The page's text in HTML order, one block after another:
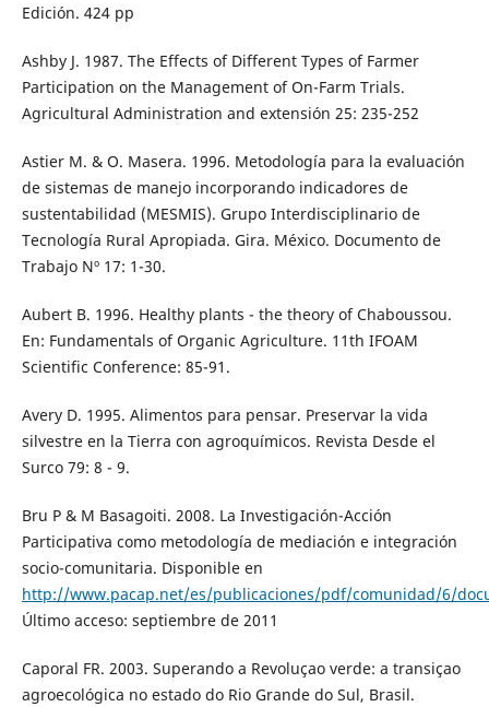
Edición. 424 pp
Ashby J. 1987. The Effects of Different Types of Farmer
Participation on the Management of On-Farm Trials.
Agricultural Administration and extensión 25: 235-252
Astier M. & O. Masera. 1996. Metodología para la evaluación
de sistemas de manejo incorporando indicadores de
sustentabilidad (MESMIS). Grupo Interdisciplinario de
Tecnología Rural Apropiada. Gira. México. Documento de
Trabajo Nº 17: 1-30.
Aubert B. 1996. Healthy plants - the theory of Chaboussou.
En: Fundamentals of Organic Agriculture. 11th IFOAM
Scientific Conference: 85-91.
Avery D. 1995. Alimentos para pensar. Preservar la vida
silvestre en la Tierra con agroquímicos. Revista Desde el
Surco 79: 8 - 9.
Bru P & M Basagoiti. 2008. La Investigación-Acción
Participativa como metodología de mediación e integración
socio-comunitaria. Disponible en
http://www.pacap.net/es/publicaciones/pdf/comunidad/6/
Último acceso: septiembre de 2011
Caporal FR. 2003. Superando a Revoluçao verde: a transiçao
agroecológica no estado do Rio Grande do Sul, Brasil.